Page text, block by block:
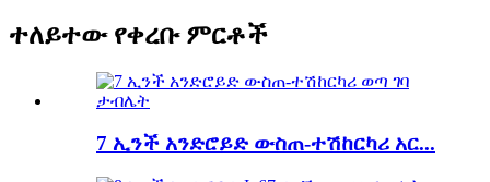
ተለይተው የቀረቡ ምርቶች
7 ኢንች አንድሮይድ ውስጠ-ተሽከርካሪ አር...